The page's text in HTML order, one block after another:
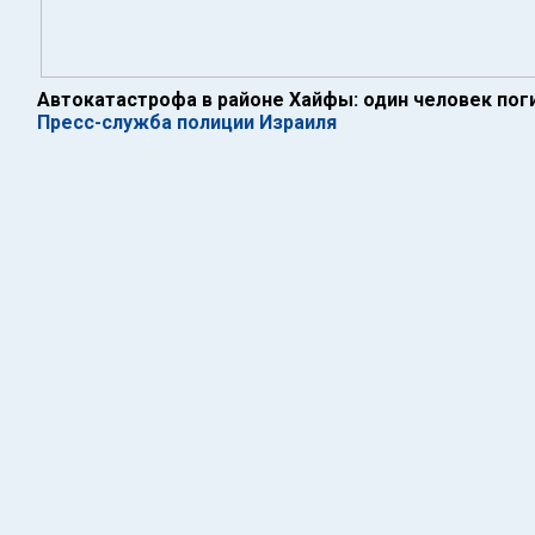
Автокатастрофа в районе Хайфы: один человек
Пресс-служба полиции Израиля